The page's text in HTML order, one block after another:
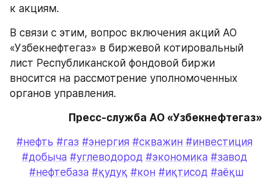
к акциям.
В связи с этим, вопрос включения акций АО
«Узбекнефтегаз» в биржевой котировальный
лист Республиканской фондовой биржи
вносится на рассмотрение уполномоченных
органов управления.
Пресс-служба АО «Узбекнефтегаз»
#нефть #газ #энергия #скважин #инвестиция
#добыча #углеводород #экономика #завод
#нефтебаза #қудуқ #кон #иқтисод #аёқш